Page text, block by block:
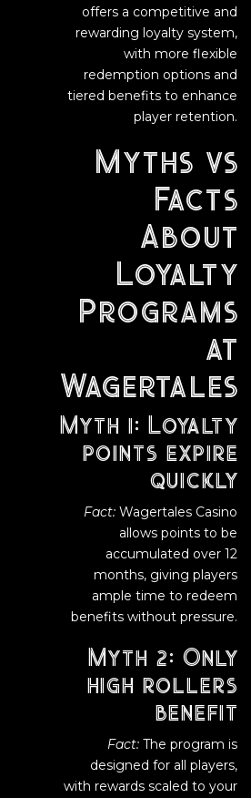
offers a competitive and
rewarding loyalty system,
with more flexible
redemption options and
tiered benefits to enhance
player retention.
Myths vs
Facts
About
Loyalty
Programs
at
Wagertales
Myth 1: Loyalty
points expire
quickly
Fact: Wagertales Casino
allows points to be
accumulated over 12
months, giving players
ample time to redeem
benefits without pressure.
Myth 2: Only
high rollers
benefit
Fact: The program is
designed for all players,
with rewards scaled to your